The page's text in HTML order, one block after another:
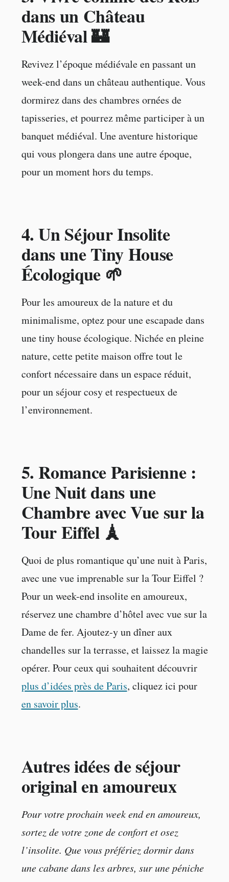
dans un Château
Médiéval 🏰
Revivez l’époque médiévale en passant un
week-end dans un château authentique. Vous
dormirez dans des chambres ornées de
tapisseries, et pourrez même participer à un
banquet médiéval. Une aventure historique
qui vous plongera dans une autre époque,
pour un moment hors du temps.
4.Un Séjour Insolite
dans une Tiny House
Écologique 🌱
Pour les amoureux de la nature et du
minimalisme, optez pour une escapade dans
une tiny house écologique. Nichée en pleine
nature, cette petite maison offre tout le
confort nécessaire dans un espace réduit,
pour un séjour cosy et respectueux de
l’environnement.
5.Romance Parisienne :
Une Nuit dans une
Chambre avec Vue sur la
Tour Eiffel 🗼
Quoi de plus romantique qu’une nuit à Paris,
avec une vue imprenable sur la Tour Eiffel ?
Pour un week-end insolite en amoureux,
réservez une chambre d’hôtel avec vue sur la
Dame de fer. Ajoutez-y un dîner aux
chandelles sur la terrasse, et laissez la magie
opérer. Pour ceux qui souhaitent découvrir
plus d’idées près de Paris, cliquez ici pour
en savoir plus.
Autres idées de séjour
original en amoureux
Pour votre prochain week end en amoureux,
sortez de votre zone de confort et osez
l’insolite. Que vous préfériez dormir dans
une cabane dans les arbres, sur une péniche